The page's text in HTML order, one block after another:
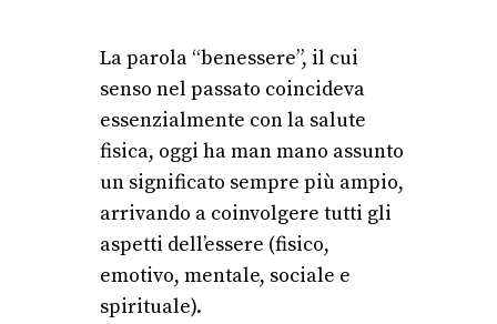
La parola “benessere”, il cui
senso nel passato coincideva
essenzialmente con la salute
fisica, oggi ha man mano assunto
un significato sempre più ampio,
arrivando a coinvolgere tutti gli
aspetti dell’essere (fisico,
emotivo, mentale, sociale e
spirituale).